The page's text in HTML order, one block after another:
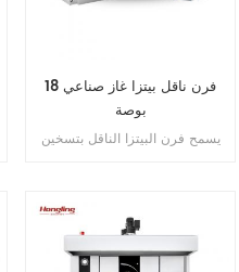
فرن ناقل بيتزا غاز صناعي 18
بوصة
يسمح فرن البيتزا الناقل بتسخين
الطهي. إحدى المزايا الرئيسية
لأفران البيتزا الناقلة مقارنة بأفران
الطوب التقليدية هي أتمتتها